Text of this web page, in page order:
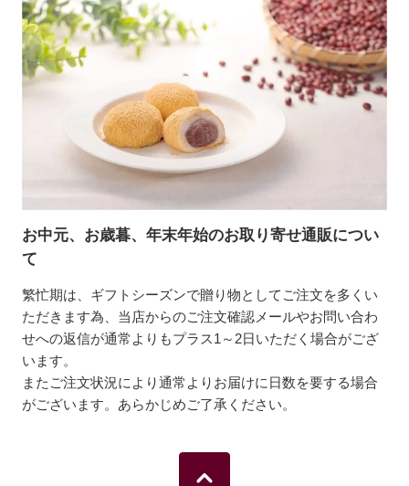
お中元、お歳暮、年末年始のお取り寄せ通販につい
て
繁忙期は、ギフトシーズンで贈り物としてご注文を多くい
ただきます為、当店からのご注文確認メールやお問い合わ
せへの返信が通常よりもプラス1～2日いただく場合がござ
います。
またご注文状況により通常よりお届けに日数を要する場合
がございます。あらかじめご了承ください。